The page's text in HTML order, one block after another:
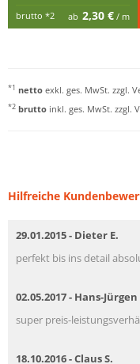
brutto *2 ab 2,30 € / m
*1 netto exkl. ges. MwSt. zzgl.
*2 brutto inkl. ges. MwSt. zzgl.
Hilfreiche
29.01.2015 - Dieter E.
perfekt bis ins detail
02.05.2017 - Hans-Jürgen
super preis-
18.10.2016 - Claus S.